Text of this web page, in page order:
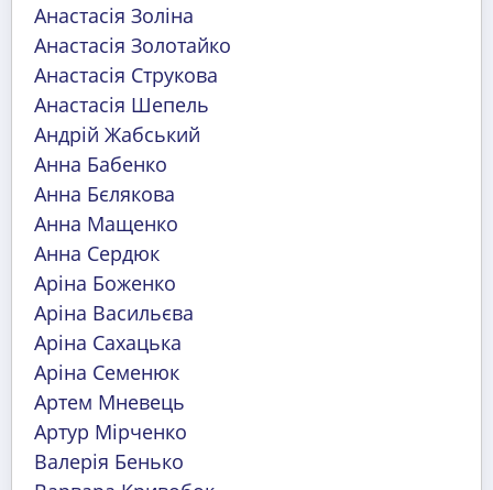
Анастасія Золіна
Анастасія Золотайко
Анастасія Струкова
Анастасія Шепель
Андрій Жабський
Анна Бабенко
Анна Бєлякова
Анна Мащенко
Анна Сердюк
Аріна Боженко
Аріна Васильєва
Аріна Сахацька
Аріна Семенюк
Артем Мневець
Артур Мірченко
Валерія Бенько